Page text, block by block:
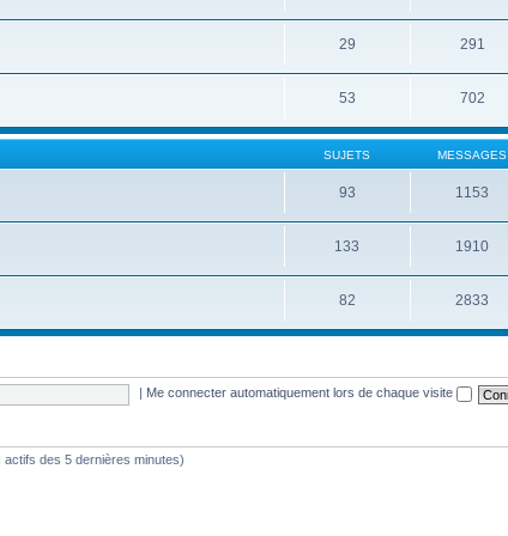
29 291
53 702
SUJETS MESSAGES
93 1153
133 1910
82 2833
Me connecter automatiquement lors de chaque visite
des 5 dernières minutes)